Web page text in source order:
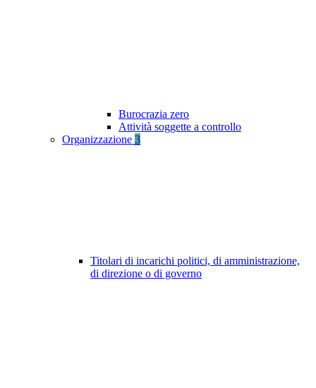
Burocrazia zero
Attività soggette a controllo
Organizzazione 3
Titolari di incarichi politici, di amministrazione,
di direzione o di governo